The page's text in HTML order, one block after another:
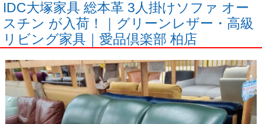
IDC大塚家具 総本革 3人掛けソファ オー
スチン が入荷！｜グリーンレザー・高級
リビング家具｜愛品倶楽部 柏店